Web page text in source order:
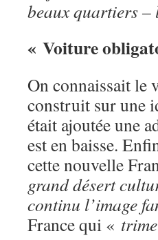
beaux quartiers –
« Voiture
On connaissait le
construit sur une
était ajoutée une
est en baisse.
cette nouvelle
grand désert
continu l’image
France qui « trime